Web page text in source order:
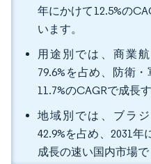
年にかけて12.5%の
います。
用途別では、商業
79.6%を占め、防衛
11.7%のCAGRで成長
地域別では、ブラ
42.9%を占め、2031年
成長の速い国内市場で